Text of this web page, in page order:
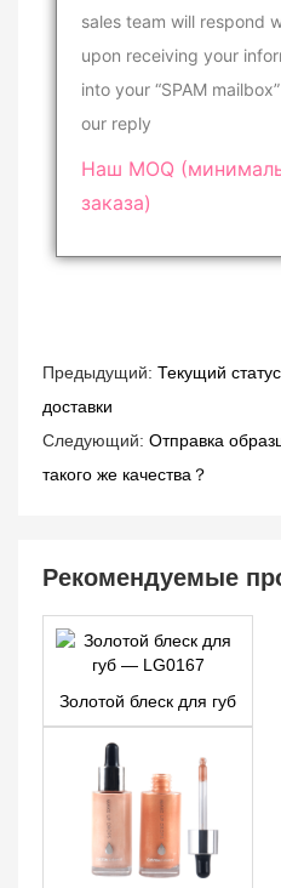
sales team will respond
upon receiving your
into your “SPAM
our reply
Наш MOQ
заказа)
Предыдущий: Текущий
доставки
Следующий: Отправка
такого же качества？
Рекомендуемые
Золотой блеск для губ
— LG0167